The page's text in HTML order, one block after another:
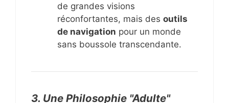
de grandes visions
réconfortantes, mais des outils
de navigation pour un monde
sans boussole transcendante.
3. Une Philosophie "Adulte"